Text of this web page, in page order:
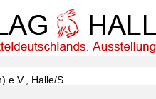
e.V., Halle/S.